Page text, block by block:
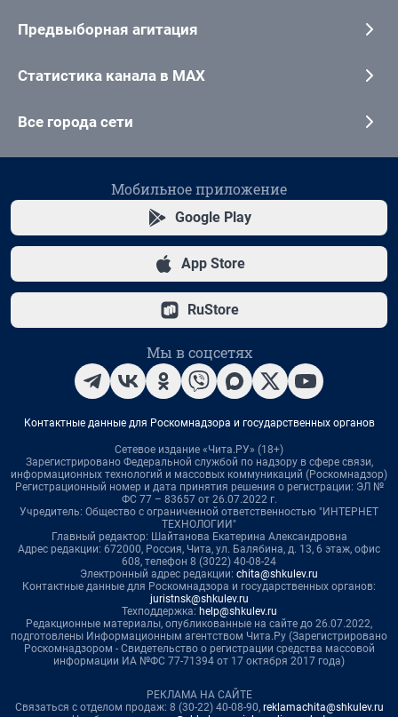
Предвыборная агитация
Статистика канала в MAX
Все города сети
Мобильное приложение
Google Play
App Store
RuStore
Мы в соцсетях
Контактные данные для Роскомнадзора и государственных органов
Сетевое издание «Чита.РУ» (18+)
Зарегистрировано Федеральной службой по надзору в сфере связи,
информационных технологий и массовых коммуникаций (Роскомнадзор)
Регистрационный номер и дата принятия решения о регистрации: ЭЛ №
ФС 77 – 83657 от 26.07.2022 г.
Учредитель: Общество с ограниченной ответственностью "ИНТЕРНЕТ
ТЕХНОЛОГИИ"
Главный редактор: Шайтанова Екатерина Александровна
Адрес редакции: 672000, Россия, Чита, ул. Балябина, д. 13, 6 этаж, офис
608, телефон 8 (3022) 40-08-24
Электронный адрес редакции: chita@shkulev.ru
Контактные данные для Роскомнадзора и государственных органов:
juristnsk@shkulev.ru
Техподдержка: help@shkulev.ru
Редакционные материалы, опубликованные на сайте до 26.07.2022,
подготовлены Информационным агентством Чита.Ру (Зарегистрировано
Роскомнадзором - Свидетельство о регистрации средства массовой
информации ИА №ФС 77-71394 от 17 октября 2017 года)
РЕКЛАМА НА САЙТЕ
Связаться с отделом продаж: 8 (30-22) 40-08-90, reklamachita@shkulev.ru